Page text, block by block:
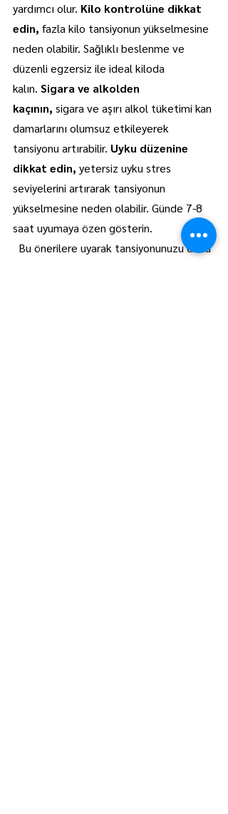
yardımcı olur. Kilo kontrolüne dikkat
edin, fazla kilo tansiyonun yükselmesine
neden olabilir. Sağlıklı beslenme ve
düzenli egzersiz ile ideal kiloda
kalın. Sigara ve alkolden
kaçının, sigara ve aşırı alkol tüketimi kan
damarlarını olumsuz etkileyerek
tansiyonu artırabilir. Uyku düzenine
dikkat edin, yetersiz uyku stres
seviyelerini artırarak tansiyonun
yükselmesine neden olabilir. Günde 7-8
saat uyumaya özen gösterin.
Bu önerilere uyarak tansiyonunuzu daha